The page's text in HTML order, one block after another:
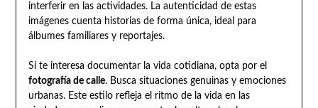
interferir en las actividades. La autenticidad de estas
imágenes cuenta historias de forma única, ideal para
álbumes familiares y reportajes.
Si te interesa documentar la vida cotidiana, opta por el
fotografía de calle. Busca situaciones genuinas y emociones
urbanas. Este estilo refleja el ritmo de la vida en las